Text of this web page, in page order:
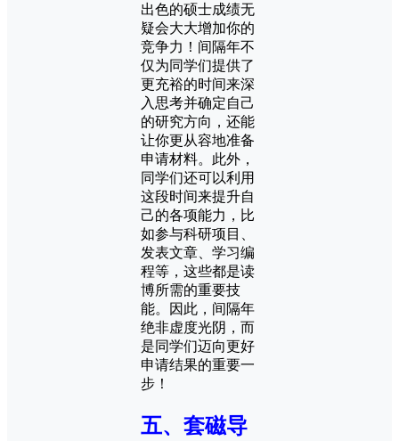
出色的硕士成绩无
疑会大大增加你的
竞争力！间隔年不
仅为同学们提供了
更充裕的时间来深
入思考并确定自己
的研究方向，还能
让你更从容地准备
申请材料。此外，
同学们还可以利用
这段时间来提升自
己的各项能力，比
如参与科研项目、
发表文章、学习编
程等，这些都是读
博所需的重要技
能。因此，间隔年
绝非虚度光阴，而
是同学们迈向更好
申请结果的重要一
步！
五、套磁导